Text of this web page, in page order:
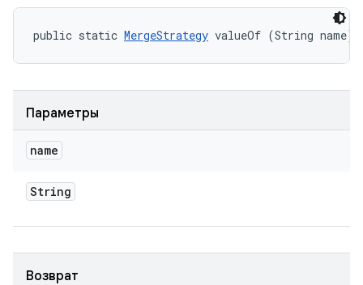
public static MergeStrategy valueOf (String name)
Параметры
name
String
Возврат